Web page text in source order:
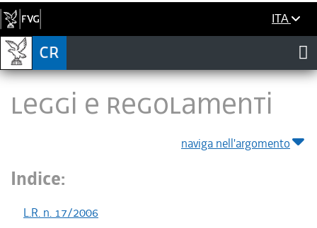
ITA
LEGGI E REGOLAMENTI
naviga nell'argomento
Indice:
L.R. n. 17/2006